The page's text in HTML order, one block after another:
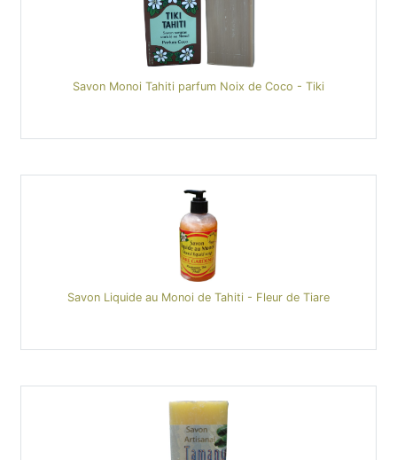
Savon Monoi Tahiti parfum Noix de Coco - Tiki
Savon Liquide au Monoi de Tahiti - Fleur de Tiare